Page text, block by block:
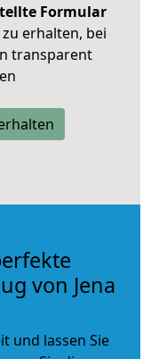
Formular
erhalten, bei
transparent
von Jena
und lassen Sie